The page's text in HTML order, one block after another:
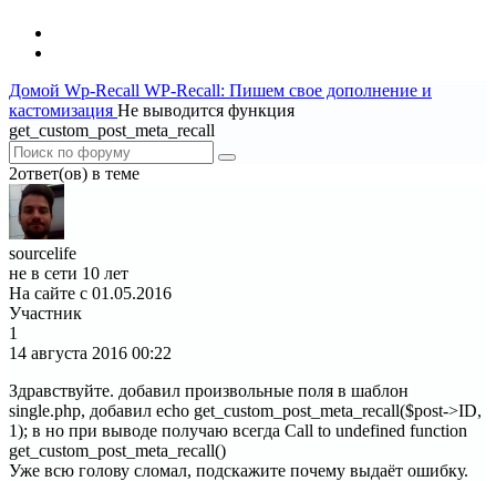
Домой Wp-Recall WP-Recall: Пишем свое дополнение и
кастомизация Не выводится функция
get_custom_post_meta_recall
2ответ(ов) в теме
sourcelife
не в сети 10 лет
На сайте с 01.05.2016
Участник
1
14 августа 2016 00:22
Здравствуйте. добавил произвольные поля в шаблон
single.php, добавил echo get_custom_post_meta_recall($post->ID,
1); в но при выводе получаю всегда Call to undefined function
get_custom_post_meta_recall()
Уже всю голову сломал, подскажите почему выдаёт ошибку.